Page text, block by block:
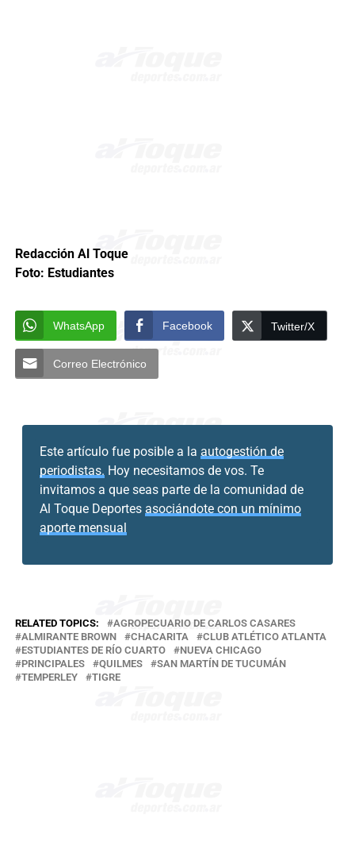
Redacción Al Toque
Foto: Estudiantes
WhatsApp Facebook Twitter/X
Correo Electrónico
Este artículo fue posible a la autogestión de
periodistas. Hoy necesitamos de vos. Te
invitamos a que seas parte de la comunidad de
Al Toque Deportes asociándote con un mínimo
aporte mensual
RELATED TOPICS:
AGROPECUARIO DE CARLOS CASARES
ALMIRANTE BROWN
CHACARITA
CLUB ATLÉTICO ATLANTA
ESTUDIANTES DE RÍO CUARTO
NUEVA CHICAGO
PRINCIPALES
QUILMES
SAN MARTÍN DE TUCUMÁN
TEMPERLEY
TIGRE